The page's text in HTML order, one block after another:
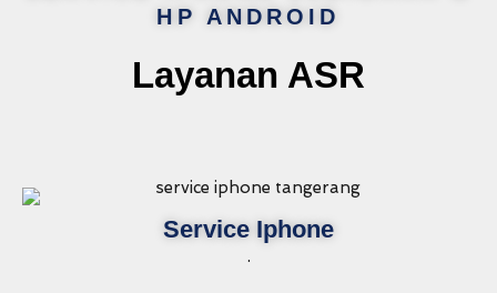
HP ANDROID
Layanan ASR
Service Iphone
.